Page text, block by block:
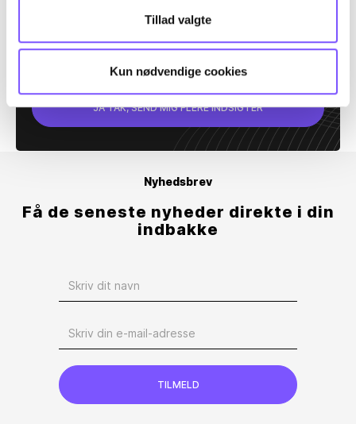
Tillad valgte
Kun nødvendige cookies
Når du trykker "Ja tak" tilmelder du dig samtidig også Easydays
nyhedsbrev og giver dermed samtykke til at modtage nyhedsmails fra
JA TAK, SEND MIG FLERE INDSIGTER
Nyhedsbrev
Få de seneste nyheder direkte i din
indbakke
TILMELD